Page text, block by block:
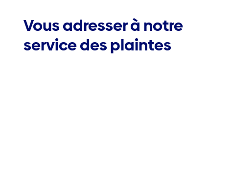
Vous adresser à notre
service des plaintes